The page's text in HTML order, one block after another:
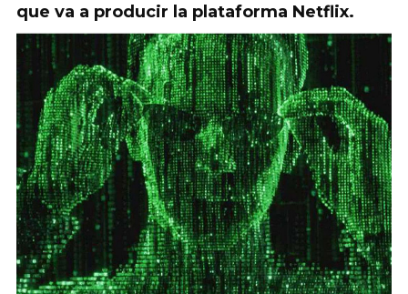
que va a producir la plataforma Netflix.